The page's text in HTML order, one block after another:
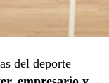
del deporte